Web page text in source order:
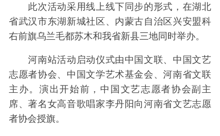
此次活动采用线上线下同步的形式，在湖北
省武汉市东湖新城社区、内蒙古自治区兴安盟科
右前旗乌兰毛都苏木和我省新县三地同时举办。
河南站活动启动仪式由中国文联、中国文艺
志愿者协会、中国文学艺术基金会、河南省文联
主办。演出开始前，中国文艺志愿者协会副主
席、著名女高音歌唱家李丹阳向河南省文艺志愿
者协会授旗。